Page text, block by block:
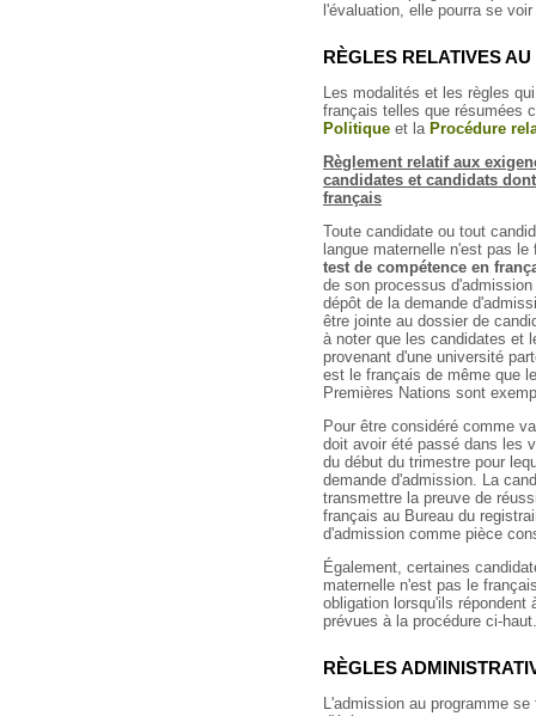
l'évaluation, elle pourra se
RÈGLES RELATIVES
Les modalités et les règles
français telles que résumées
Politique et la Procédure
Règlement relatif aux
candidates et candidats
français
Toute candidate ou tout
langue maternelle n'est pas
test de compétence en
de son processus
dépôt de la demande
être jointe au dossier de
à noter que les candidates et
provenant d'une université
est le français de même que
Premières Nations sont
Pour être considéré comme
doit avoir été passé dans les
du début du trimestre pour
demande d'admission. La
transmettre la preuve de
français au Bureau du
d'admission comme pièce
Également, certaines
maternelle n'est pas le
obligation lorsqu'ils répondent
prévues à la procédure ci-haut.
RÈGLES
L'admission au programme